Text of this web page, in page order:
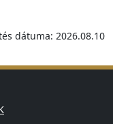
dátuma: 2026.08.10